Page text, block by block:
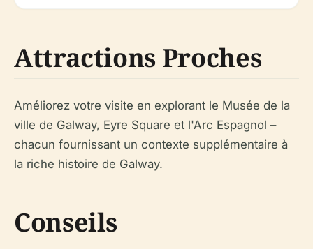
Attractions Proches
Améliorez votre visite en explorant le Musée de la
ville de Galway, Eyre Square et l'Arc Espagnol –
chacun fournissant un contexte supplémentaire à
la riche histoire de Galway.
Conseils